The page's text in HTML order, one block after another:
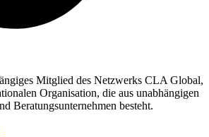
Mitglied des Netzwerks CLA Global,
Organisation, die aus unabhängigen
Beratungsunternehmen besteht.